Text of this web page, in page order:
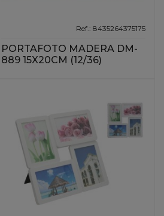
Ref.: 8435264375175
PORTAFOTO MADERA DM-
889 15X20CM (12/36)